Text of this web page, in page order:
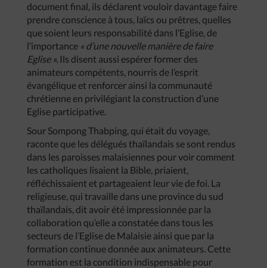
document final, ils déclarent vouloir davantage faire
prendre conscience à tous, laïcs ou prêtres, quelles
que soient leurs responsabilité dans l’Eglise, de
l’importance « d’une nouvelle manière de faire
Eglise ». Ils disent aussi espérer former des
animateurs compétents, nourris de l’esprit
évangélique et renforcer ainsi la communauté
chrétienne en privilégiant la construction d’une
Eglise participative.
Sour Sompong Thabping, qui était du voyage,
raconte que les délégués thaïlandais se sont rendus
dans les paroisses malaisiennes pour voir comment
les catholiques lisaient la Bible, priaient,
réfléchissaient et partageaient leur vie de foi. La
religieuse, qui travaille dans une province du sud
thaïlandais, dit avoir été impressionnée par la
collaboration qu’elle a constatée dans tous les
secteurs de l’Eglise de Malaisie ainsi que par la
formation continue donnée aux animateurs. Cette
formation est la condition indispensable pour